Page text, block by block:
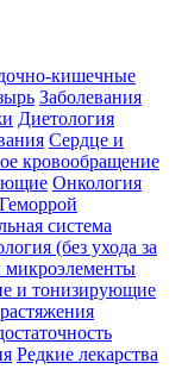
кишечные
Заболевания
Диетология
Сердце и
кровообращение
Онкология
Геморрой
система
(без ухода за
и тонизирующие
Редкие лекарства